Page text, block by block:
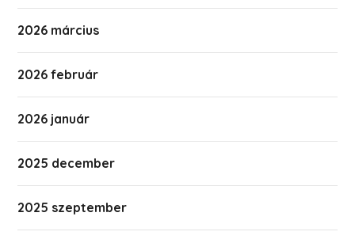
2026 március
2026 február
2026 január
2025 december
2025 szeptember